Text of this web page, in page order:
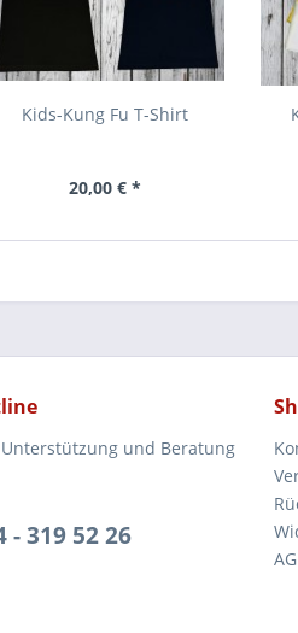
Kids-Kung Fu T-Shirt
20,00 € *
und Beratung
- 319 52 26‬